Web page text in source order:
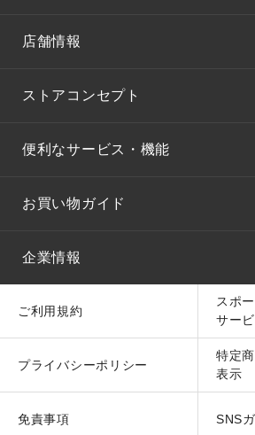
店舗情報
ストアコンセプト
便利なサービス・機能
お買い物ガイド
企業情報
ご利用規約
スポ
サー
プライバシーポリシー
特定
表示
免責事項 SNS